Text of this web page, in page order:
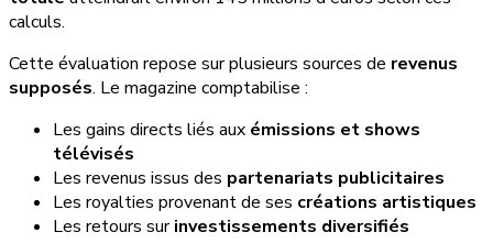
calculs.
Cette évaluation repose sur plusieurs sources de revenus
supposés. Le magazine comptabilise :
Les gains directs liés aux émissions et shows
télévisés
Les revenus issus des partenariats publicitaires
Les royalties provenant de ses créations artistiques
Les retours surinvestissements diversifiés